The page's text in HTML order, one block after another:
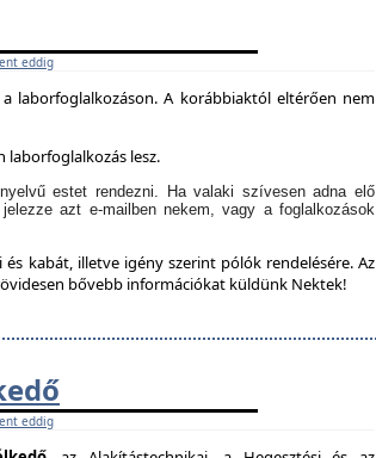
eddig
laborfoglalkozáson. A korábbiaktól eltérően nem
laborfoglalkozás lesz.
estet rendezni. Ha valaki szívesen adna elő
azt e-mailben nekem, vagy a foglalkozások
kabát, illetve igény szerint pólók rendelésére. Az
bővebb információkat küldünk Nektek!
eddig